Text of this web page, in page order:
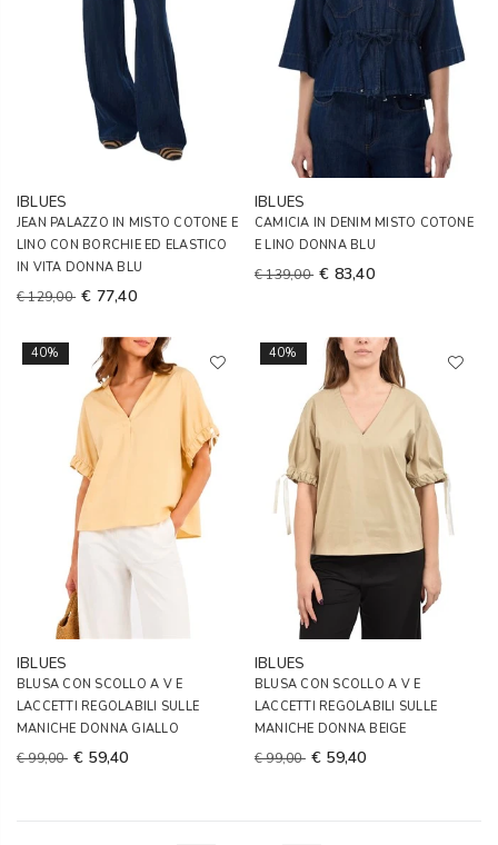
IBLUES
JEAN PALAZZO IN MISTO COTONE E
LINO CON BORCHIE ED ELASTICO
IN VITA DONNA BLU
€ 129,00 € 77,40
IBLUES
CAMICIA IN DENIM MISTO COTONE
E LINO DONNA BLU
€ 139,00 € 83,40
40%
IBLUES
BLUSA CON SCOLLO A V E
LACCETTI REGOLABILI SULLE
MANICHE DONNA GIALLO
€ 99,00 € 59,40
40%
IBLUES
BLUSA CON SCOLLO A V E
LACCETTI REGOLABILI SULLE
MANICHE DONNA BEIGE
€ 99,00 € 59,40